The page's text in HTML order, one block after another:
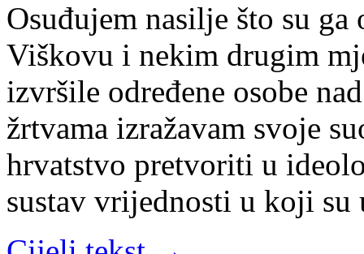
Osuđujem nasilje što su
Viškovu i nekim drugim
izvršile određene osobe
žrtvama izražavam svoje
hrvatstvo pretvoriti u
sustav vrijednosti u koji